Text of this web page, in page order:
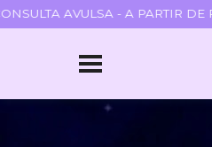
AVULSA - A PARTIR DE